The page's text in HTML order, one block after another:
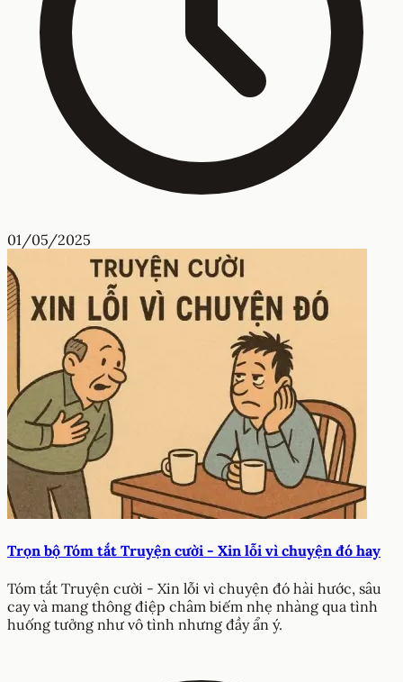
01/05/2025
Trọn bộ Tóm tắt Truyện cười - Xin lỗi vì chuyện đó hay
Tóm tắt Truyện cười - Xin lỗi vì chuyện đó hài hước, sâu
cay và mang thông điệp châm biếm nhẹ nhàng qua tình
huống tưởng như vô tình nhưng đầy ẩn ý.